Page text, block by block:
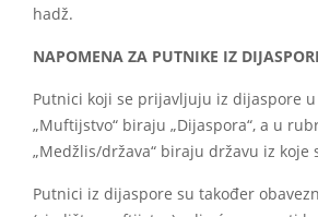
hadž.
NAPOMENA ZA PUTNIKE IZ
Putnici koji se prijavljuju iz dijaspore
„Muftijstvo“ biraju „Dijaspora“, a u
„Medžlis/država“ biraju državu iz koje
Putnici iz dijaspore su također